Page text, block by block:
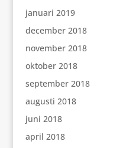
januari 2019
december 2018
november 2018
oktober 2018
september 2018
augusti 2018
juni 2018
april 2018